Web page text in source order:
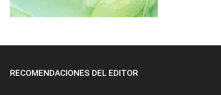
RECOMENDACIONES DEL EDITOR